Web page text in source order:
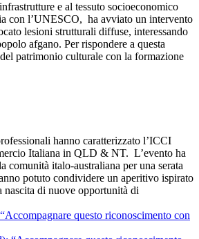
e al tessuto socioeconomico
con l’UNESCO, ha avviato un intervento
lesioni strutturali diffuse, interessando
afgano. Per rispondere a questa
patrimonio culturale con la formazione
hanno caratterizzato l’ICCI
Italiana in QLD & NT. L’evento ha
italo-australiana per una serata
potuto condividere un aperitivo ispirato
nascita di nuove opportunità di
questo riconoscimento con